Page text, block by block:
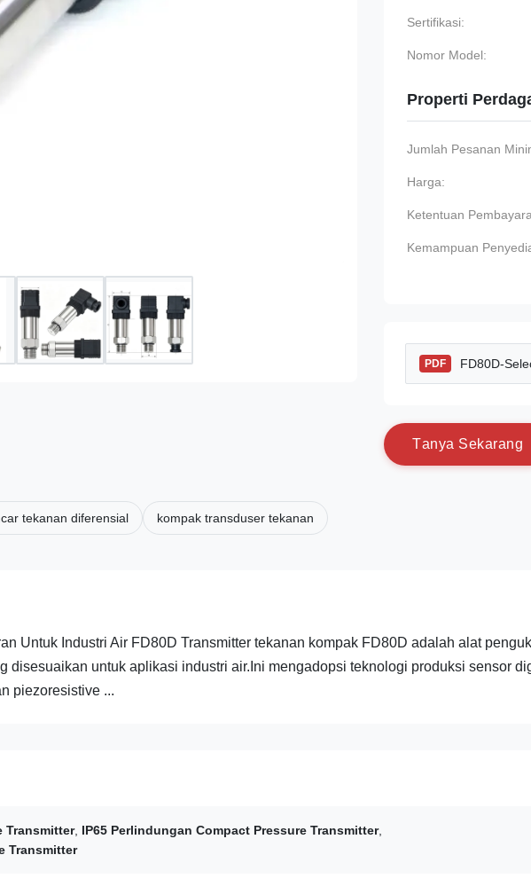
Sertifikasi:
Nomor Model:
Properti
Jumlah Pesanan
Harga:
Ketentuan
Kemampuan
PDF FD80D-
Tanya Sekarang
tekanan diferensial kompak transduser tekanan
Untuk Industri Air FD80D Transmitter tekanan kompak FD80D adalah alat
disesuaikan untuk aplikasi industri air.Ini mengadopsi teknologi produksi sensor
piezoresistive ...
Transmitter, IP65 Perlindungan Compact Pressure Transmitter,
Transmitter